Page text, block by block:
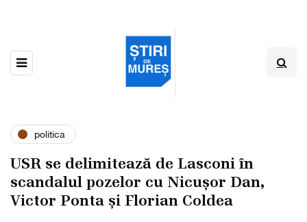
politica
USR se delimitează de Lasconi în
scandalul pozelor cu Nicușor Dan,
Victor Ponta și Florian Coldea